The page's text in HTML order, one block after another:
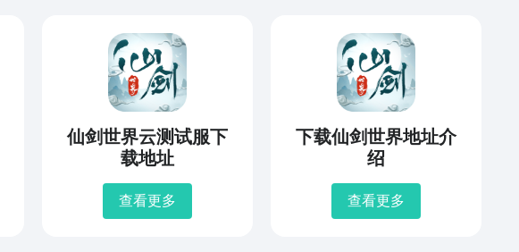
仙剑世界云测试服下
载地址
查看更多
下载仙剑世界地址介
绍
查看更多